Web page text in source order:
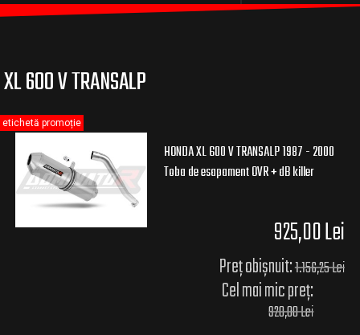
XL 600 V TRANSALP
HONDA XL 600 V TRANSALP 1987 - 2000
Toba de esapament OVR + dB killer
925,00 Lei
Preț obișnuit:1.156,25 Lei
Cel mai mic preț:
920,00 Lei
etichetă promoție